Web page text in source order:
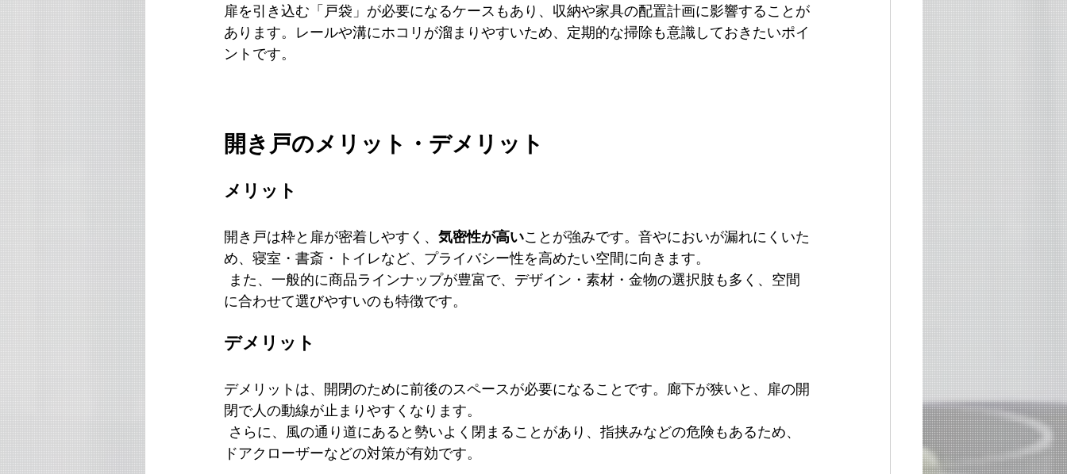
扉を引き込む「戸袋」が必要になるケースもあり、収納や家具の配置計画に影響することが
あります。レールや溝にホコリが溜まりやすいため、定期的な掃除も意識しておきたいポイ
ントです。
開き戸のメリット・デメリット
メリット
開き戸は枠と扉が密着しやすく、 気密性が高いことが強みです。音やにおいが漏れにくいた
め、寝室・書斎・トイレなど、プライバシー性を高めたい空間に向きます。
また、一般的に商品ラインナップが豊富で、デザイン・素材・金物の選択肢も多く、空間
に合わせて選びやすいのも特徴です。
デメリット
デメリットは、開閉のために前後のスペースが必要になることです。廊下が狭いと、扉の開
閉で人の動線が止まりやすくなります。
さらに、風の通り道にあると勢いよく閉まることがあり、指挟みなどの危険もあるため、
ドアクローザーなどの対策が有効です。